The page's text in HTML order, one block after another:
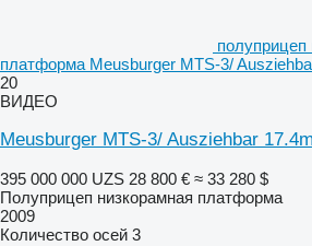
полуприцеп
платформа Meusburger MTS-3/
20
ВИДЕО
Meusburger MTS-3/ Ausziehbar 17.4m
395 000 000 UZS 28 800 € ≈ 33 280 $
Полуприцеп низкорамная платформа
2009
Количество осей 3